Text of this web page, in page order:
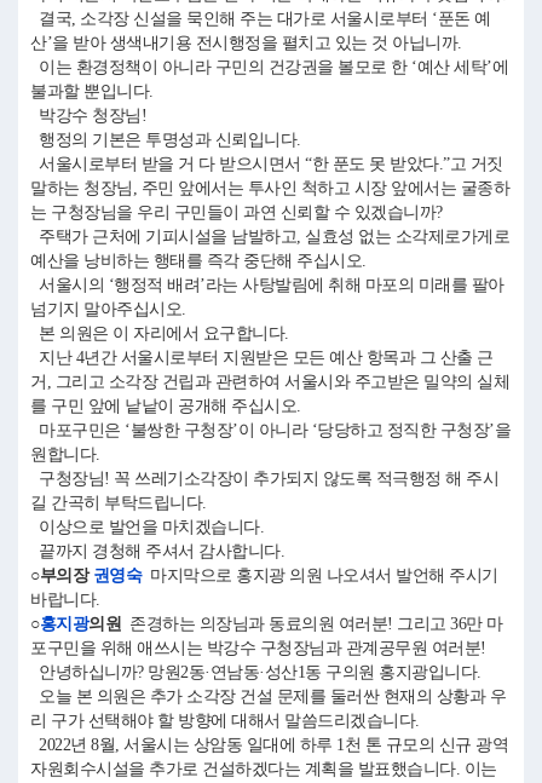
결국, 소각장 신설을 묵인해 주는 대가로 서울시로부터 ‘푼돈 예
산’을 받아 생색내기용 전시행정을 펼치고 있는 것 아닙니까.
이는 환경정책이 아니라 구민의 건강권을 볼모로 한 ‘예산 세탁’에
불과할 뿐입니다.
박강수 청장님!
행정의 기본은 투명성과 신뢰입니다.
서울시로부터 받을 거 다 받으시면서 “한 푼도 못 받았다.”고 거짓
말하는 청장님, 주민 앞에서는 투사인 척하고 시장 앞에서는 굴종하
는 구청장님을 우리 구민들이 과연 신뢰할 수 있겠습니까?
주택가 근처에 기피시설을 남발하고, 실효성 없는 소각제로가게로
예산을 낭비하는 행태를 즉각 중단해 주십시오.
서울시의 ‘행정적 배려’라는 사탕발림에 취해 마포의 미래를 팔아
넘기지 말아주십시오.
본 의원은 이 자리에서 요구합니다.
지난 4년간 서울시로부터 지원받은 모든 예산 항목과 그 산출 근
거, 그리고 소각장 건립과 관련하여 서울시와 주고받은 밀약의 실체
를 구민 앞에 낱낱이 공개해 주십시오.
마포구민은 ‘불쌍한 구청장’이 아니라 ‘당당하고 정직한 구청장’을
원합니다.
구청장님! 꼭 쓰레기소각장이 추가되지 않도록 적극행정 해 주시
길 간곡히 부탁드립니다.
이상으로 발언을 마치겠습니다.
끝까지 경청해 주셔서 감사합니다.
○부의장 권영숙마지막으로 홍지광 의원 나오셔서 발언해 주시기
바랍니다.
○홍지광의원 존경하는 의장님과 동료의원 여러분! 그리고 36만 마
포구민을 위해 애쓰시는 박강수 구청장님과 관계공무원 여러분!
안녕하십니까? 망원2동·연남동·성산1동 구의원 홍지광입니다.
오늘 본 의원은 추가 소각장 건설 문제를 둘러싼 현재의 상황과 우
리 구가 선택해야 할 방향에 대해서 말씀드리겠습니다.
2022년 8월, 서울시는 상암동 일대에 하루 1천 톤 규모의 신규 광역
자원회수시설을 추가로 건설하겠다는 계획을 발표했습니다. 이는